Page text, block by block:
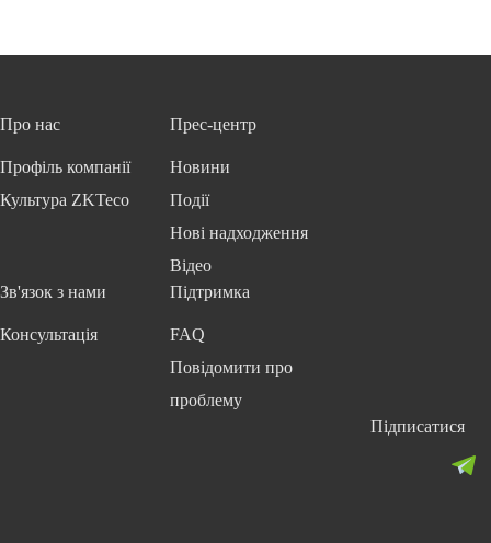
Про нас
Профіль компанії
Культура ZKTeco
Прес-центр
Новини
Події
Нові надходження
Відео
Зв'язок з нами
Консультація
Підтримка
FAQ
Повідомити про
проблему
Підписатися